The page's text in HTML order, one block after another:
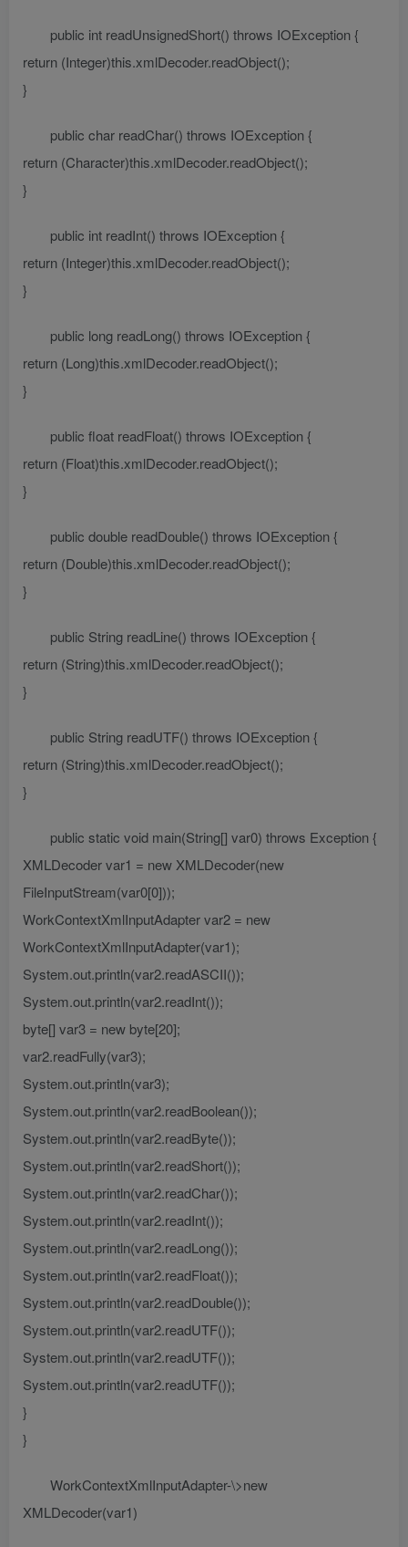
public int readUnsignedShort() throws IOException {
return (Integer)this.xmlDecoder.readObject();
}
public char readChar() throws IOException {
return (Character)this.xmlDecoder.readObject();
}
public int readInt() throws IOException {
return (Integer)this.xmlDecoder.readObject();
}
public long readLong() throws IOException {
return (Long)this.xmlDecoder.readObject();
}
public float readFloat() throws IOException {
return (Float)this.xmlDecoder.readObject();
}
public double readDouble() throws IOException {
return (Double)this.xmlDecoder.readObject();
}
public String readLine() throws IOException {
return (String)this.xmlDecoder.readObject();
}
public String readUTF() throws IOException {
return (String)this.xmlDecoder.readObject();
}
public static void main(String[] var0) throws Exception {
XMLDecoder var1 = new XMLDecoder(new
FileInputStream(var0[0]));
WorkContextXmlInputAdapter var2 = new
WorkContextXmlInputAdapter(var1);
System.out.println(var2.readASCII());
System.out.println(var2.readInt());
byte[] var3 = new byte[20];
var2.readFully(var3);
System.out.println(var3);
System.out.println(var2.readBoolean());
System.out.println(var2.readByte());
System.out.println(var2.readShort());
System.out.println(var2.readChar());
System.out.println(var2.readInt());
System.out.println(var2.readLong());
System.out.println(var2.readFloat());
System.out.println(var2.readDouble());
System.out.println(var2.readUTF());
System.out.println(var2.readUTF());
System.out.println(var2.readUTF());
}
}
WorkContextXmlInputAdapter-\>new
XMLDecoder(var1)